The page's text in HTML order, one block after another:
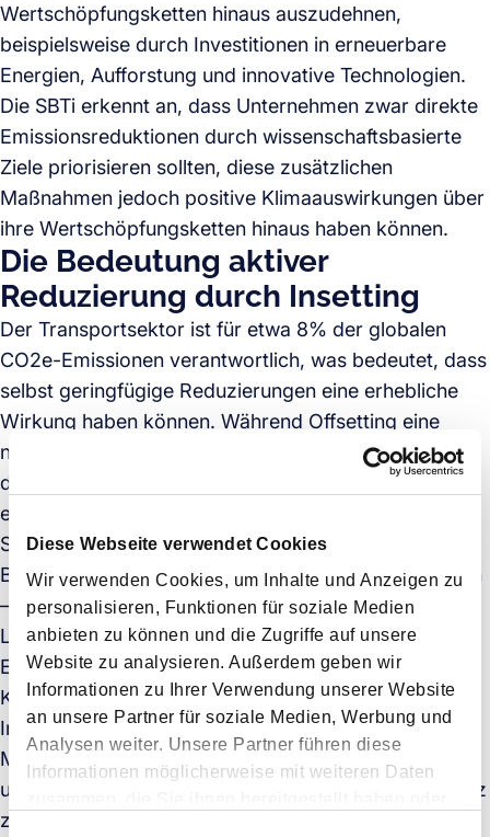
Diese Webseite verwendet Cookies
Wir verwenden Cookies, um Inhalte und Anzeigen zu
personalisieren, Funktionen für soziale Medien
anbieten zu können und die Zugriffe auf unsere
Website zu analysieren. Außerdem geben wir
Informationen zu Ihrer Verwendung unserer Website
an unsere Partner für soziale Medien, Werbung und
Analysen weiter. Unsere Partner führen diese
Informationen möglicherweise mit weiteren Daten
Wertschöpfungsketten hinaus auszudehnen,
beispielsweise durch Investitionen in erneuerbare
Energien, Aufforstung und innovative Technologien.
Die SBTi erkennt an, dass Unternehmen zwar direkte
Emissionsreduktionen durch wissenschaftsbasierte
Ziele priorisieren sollten, diese zusätzlichen
Maßnahmen jedoch positive Klimaauswirkungen über
ihre Wertschöpfungsketten hinaus haben können.
Die Bedeutung aktiver
Reduzierung durch Insetting
Der Transportsektor ist für etwa 8% der globalen
CO2e-Emissionen verantwortlich, was bedeutet, dass
selbst geringfügige Reduzierungen eine erhebliche
Wirkung haben können. Während Offsetting eine
nützliche Zwischenmaßnahme in Sektoren ist, in
denen skalierbare Reduktionsstrategien noch
entwickelt werden müssen – zum Beispiel in der
Stahl-, Zement- und Chemieproduktion oder bei
Baulösungen, die noch in den Kinderschuhen stecken
–, werden Insetting-Lösungen in der Transport- und
Logistikbranche zunehmend verfügbar, die
Emissionen direkt an ihrer Quelle durch alternative
Kraftstoffe angehen.
Insetting-Lösungen sind direkte und sehr effektive
Methoden, um den CO2-Fußabdruck von Transport-
und Logistikoperationen zu reduzieren. Im Gegensatz
zum Offsetting, das entstandene Emissionen